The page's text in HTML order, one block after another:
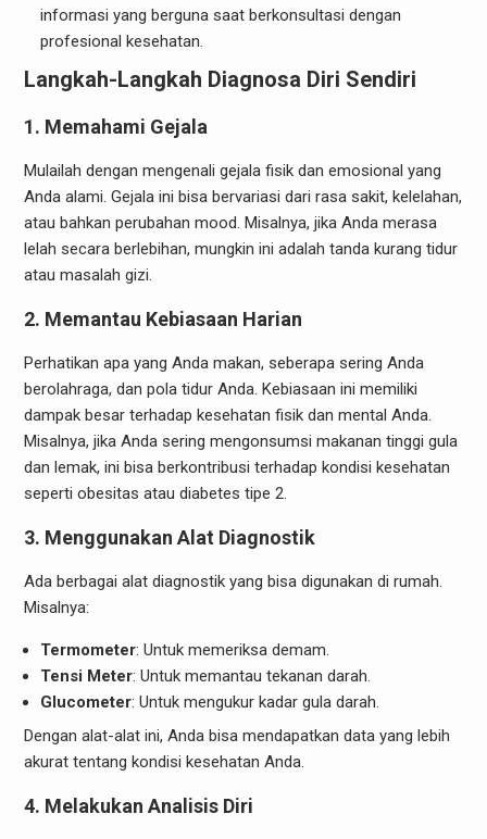
informasi yang berguna saat berkonsultasi dengan
profesional kesehatan.
Langkah-Langkah Diagnosa Diri Sendiri
1. Memahami Gejala
Mulailah dengan mengenali gejala fisik dan emosional yang
Anda alami. Gejala ini bisa bervariasi dari rasa sakit, kelelahan,
atau bahkan perubahan mood. Misalnya, jika Anda merasa
lelah secara berlebihan, mungkin ini adalah tanda kurang tidur
atau masalah gizi.
2. Memantau Kebiasaan Harian
Perhatikan apa yang Anda makan, seberapa sering Anda
berolahraga, dan pola tidur Anda. Kebiasaan ini memiliki
dampak besar terhadap kesehatan fisik dan mental Anda.
Misalnya, jika Anda sering mengonsumsi makanan tinggi gula
dan lemak, ini bisa berkontribusi terhadap kondisi kesehatan
seperti obesitas atau diabetes tipe 2.
3. Menggunakan Alat Diagnostik
Ada berbagai alat diagnostik yang bisa digunakan di rumah.
Misalnya:
Termometer: Untuk memeriksa demam.
Tensi Meter: Untuk memantau tekanan darah.
Glucometer: Untuk mengukur kadar gula darah.
Dengan alat-alat ini, Anda bisa mendapatkan data yang lebih
akurat tentang kondisi kesehatan Anda.
4. Melakukan Analisis Diri